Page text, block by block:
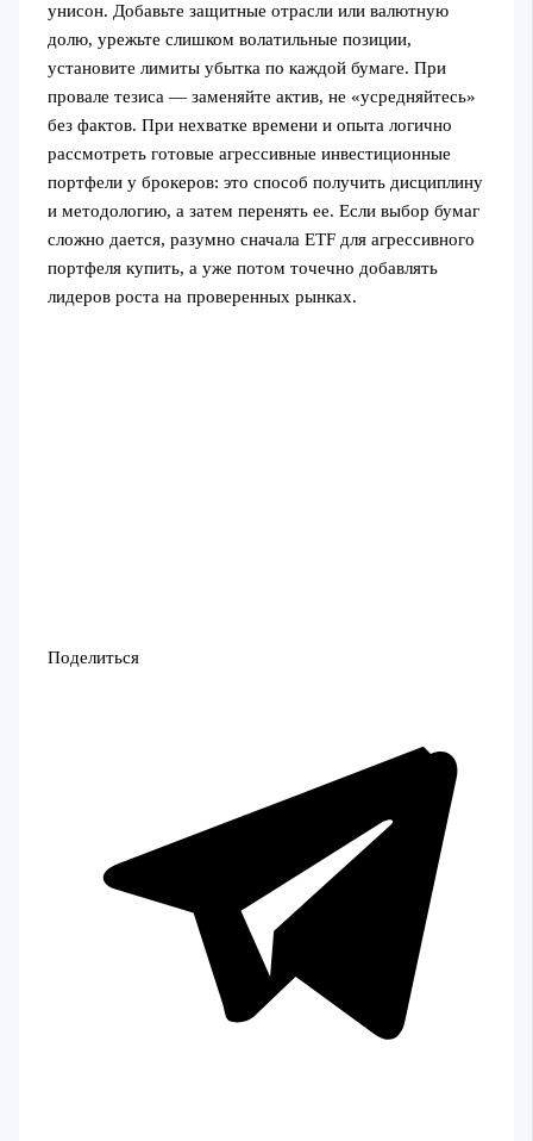
унисон. Добавьте защитные отрасли или валютную
долю, урежьте слишком волатильные позиции,
установите лимиты убытка по каждой бумаге. При
провале тезиса — заменяйте актив, не «усредняйтесь»
без фактов. При нехватке времени и опыта логично
рассмотреть готовые агрессивные инвестиционные
портфели у брокеров: это способ получить дисциплину
и методологию, а затем перенять ее. Если выбор бумаг
сложно дается, разумно сначала ETF для агрессивного
портфеля купить, а уже потом точечно добавлять
лидеров роста на проверенных рынках.
Поделиться